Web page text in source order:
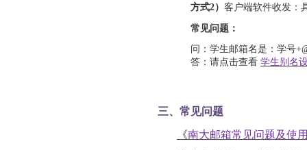
方式2） 客户端软件收发：
常见问题：
问：学生邮箱名是：学号
答：请点击查看 学生别名
三、常见问题
《南大邮箱常见问题及使